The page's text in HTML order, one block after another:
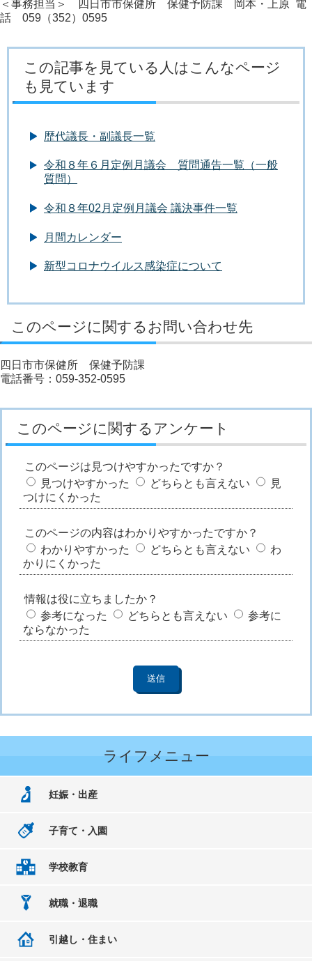
＜事務担当＞ 四日市市保健所 保健予防課 岡本・上原 電
話 059（352）0595
この記事を見ている人はこんなページ
も見ています
歴代議長・副議長一覧
令和８年６月定例月議会 質問通告一覧（一般
質問）
令和８年02月定例月議会 議決事件一覧
月間カレンダー
新型コロナウイルス感染症について
このページに関するお問い合わせ先
四日市市保健所 保健予防課
電話番号：059-352-0595
このページに関するアンケート
このページは見つけやすかったですか？
見つけやすかった
どちらとも言えない
見
つけにくかった
このページの内容はわかりやすかったですか？
わかりやすかった
どちらとも言えない
わ
かりにくかった
情報は役に立ちましたか？
参考になった
どちらとも言えない
参考に
ならなかった
ライフメニュー
妊娠・出産
子育て・入園
学校教育
就職・退職
引越し・住まい